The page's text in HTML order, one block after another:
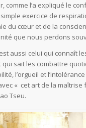
comme l’a expliqué le
exercice de
du cœur et de la
que nous perdons
aussi celui qui connaît
sait les combattre
l’orgueil et
« cet art de la maîtrise
Tseu.